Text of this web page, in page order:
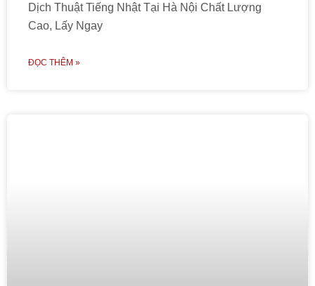
Dịch Thuật Tiếng Nhật Tại Hà Nội Chất Lượng
Cao, Lấy Ngay
ĐỌC THÊM »